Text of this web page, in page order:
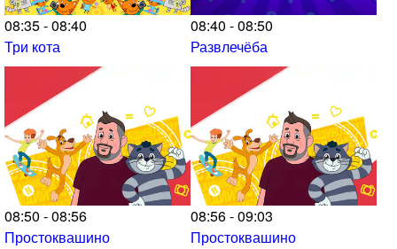
08:35 - 08:40
Три кота
08:40 - 08:50
Развлечёба
08:50 - 08:56
Простоквашино
08:56 - 09:03
Простоквашино